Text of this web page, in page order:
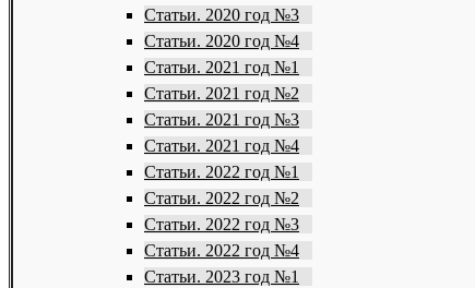
Статьи. 2020 год №3
Статьи. 2020 год №4
Статьи. 2021 год №1
Статьи. 2021 год №2
Статьи. 2021 год №3
Статьи. 2021 год №4
Статьи. 2022 год №1
Статьи. 2022 год №2
Статьи. 2022 год №3
Статьи. 2022 год №4
Статьи. 2023 год №1